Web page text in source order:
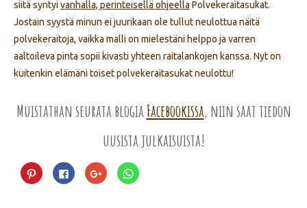
siitä syntyivanhalla, perinteisellä ohjeella Polvekeraitasukat.
Jostain syystä minun ei juurikaan ole tullut neulottua näitä
polvekeraitoja, vaikka malli on mielestäni helppo ja varren
aaltoileva pinta sopii kivasti yhteen raitalankojen kanssa. Nyt on
kuitenkin elämäni toiset polvekeraitasukat neulottu!
Muistathan seurata blogia Facebookissa, niin saat tiedon
uusista julkaisuista!
Jaa
Pinterest
palvelussa(Avautuu
Jaa
Facebookissa(Avautuu
uudessa
Jaa
Google+
palvelussa(Avautuu
Jaa
WhatsApp